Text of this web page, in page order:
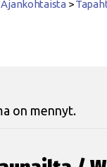
Ajankohtaista >
on mennyt.